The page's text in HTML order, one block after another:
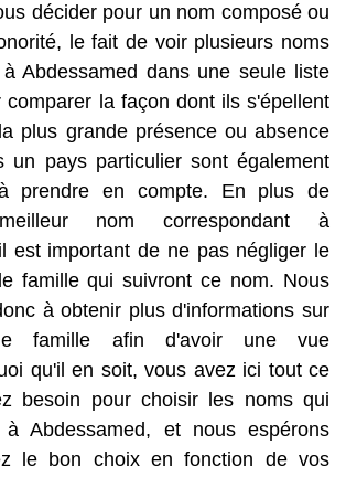
décider pour un nom composé ou
le fait de voir plusieurs noms
Abdessamed dans une seule liste
comparer la façon dont ils s'épellent
plus grande présence ou absence
un pays particulier sont également
prendre en compte. En plus de
nom correspondant à
est important de ne pas négliger le
famille qui suivront ce nom. Nous
à obtenir plus d'informations sur
famille afin d'avoir une vue
qu'il en soit, vous avez ici tout ce
besoin pour choisir les noms qui
à Abdessamed, et nous espérons
le bon choix en fonction de vos